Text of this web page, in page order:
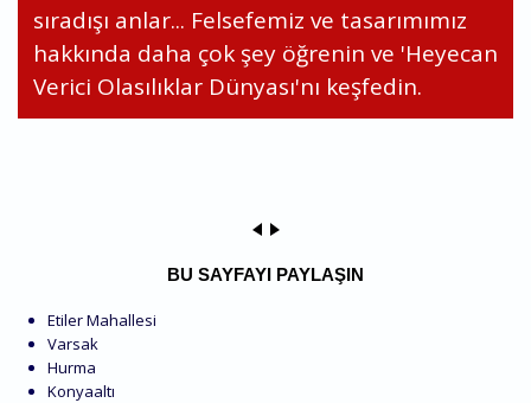
sıradışı anlar... Felsefemiz ve tasarımımız
hakkında daha çok şey öğrenin ve 'Heyecan
Verici Olasılıklar Dünyası'nı keşfedin.
BU SAYFAYI PAYLAŞIN
Etiler Mahallesi
Varsak
Hurma
Konyaaltı